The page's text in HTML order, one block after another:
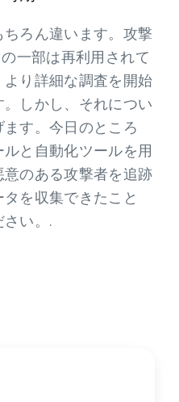
ろん違います。攻撃
一部は再利用されて
り詳細な調査を開始
しかし、それについ
す。今日のところ
と自動化ツールを用
のある攻撃者を追跡
を収集できたこと
い。.